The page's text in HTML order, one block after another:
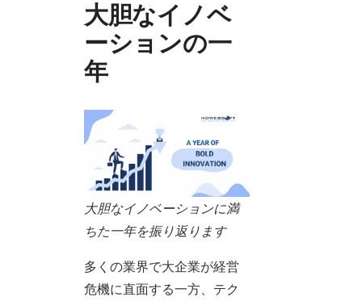
大胆なイノベ
ーションの一
年
大胆なイノベーションに満
ちた一年を振り返ります
多くの業界で大企業が経営
危機に直面する一方、テク